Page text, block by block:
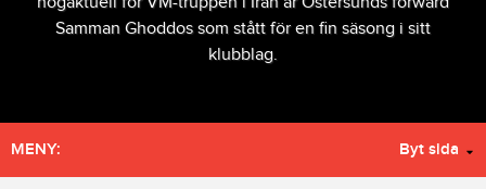
Samman Ghoddos som stått för en fin säsong i sitt
klubblag.
MENY: Byt sida